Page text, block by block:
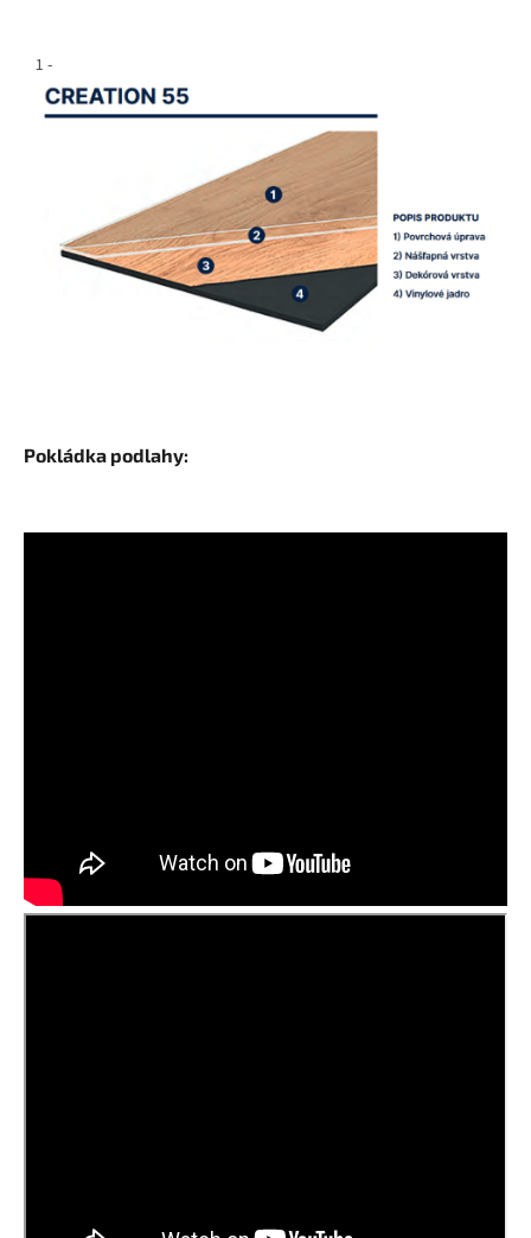
1 -
Pokládka podlahy: